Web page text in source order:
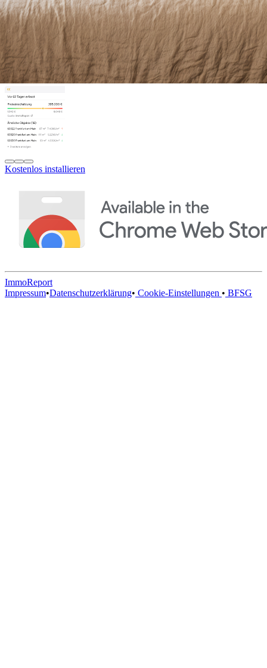
Kostenlos installieren
ImmoReport
Impressum•Datenschutzerklärung• Cookie-Einstellungen • BFSG